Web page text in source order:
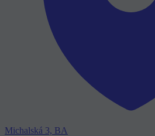
Michalská 3, BA